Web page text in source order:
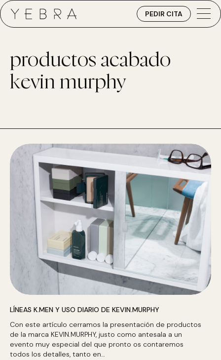
PEDIR CITA
productos acabado
kevin murphy
LÍNEAS K.MEN Y USO DIARIO DE KEVIN.MURPHY
Con este artículo cerramos la presentación de productos
de la marca KEVIN.MURPHY, justo como antesala a un
evento muy especial del que pronto os contaremos
todos los detalles, tanto en…